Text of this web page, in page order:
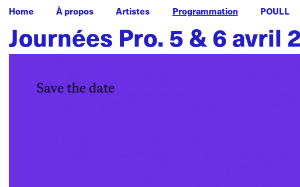
Home À propos Artistes Programmation POULL
Journées Pro. 5 & 6 avril